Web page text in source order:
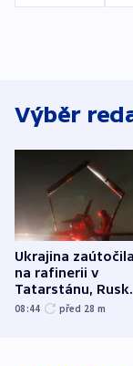
Výběr
Ukrajina zaútočila
na rafinerii v
Tatarstánu,
udeřilo na Sumy a
08:44 před 28 m